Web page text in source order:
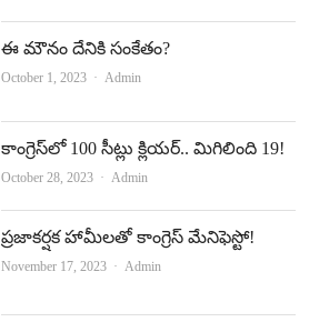
ఈ మౌనం దేనికి సంకేతం?
October 1, 2023 Author
Admin
కాంగ్రెస్‌లో 100 సీట్లు క్లియర్‌.. మిగిలింది 19!
October 28, 2023 Author
Admin
ప్రజాకర్షక హామీలతో కాంగ్రెస్‌ మేనిఫెస్టో!
November 17, 2023 Author
Admin